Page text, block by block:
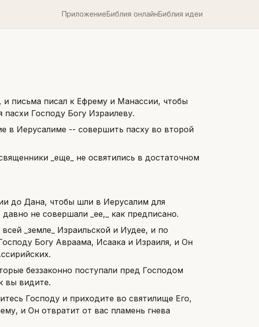
ПриложениеБиблия онлайнБиблия идеи
и письма писал к Ефрему и Манассии, чтобы
Господу Богу Израилеву.
в Иерусалиме -- совершить пасху во второй
_еще_ не освятились в достаточном
до Дана, чтобы шли в Иерусалим для
не совершали _ее,_ как предписано.
_земле_ Израильской и Иудее, и по
Богу Авраама, Исаака и Израиля, и Он
беззаконно поступали пред Господом
вы видите.
Господу и приходите во святилище Его,
и Он отвратит от вас пламень гнева